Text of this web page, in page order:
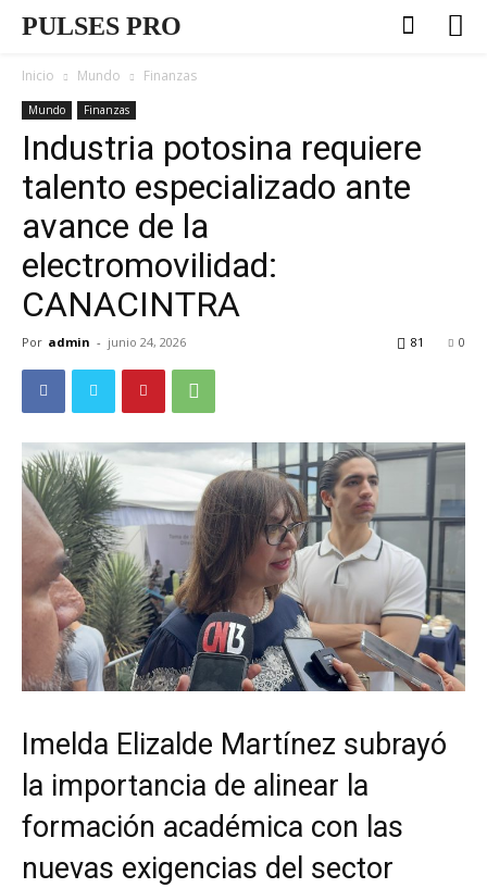
PULSES PRO
Inicio Mundo Finanzas
Mundo Finanzas
Industria potosina requiere
talento especializado ante
avance de la
electromovilidad:
CANACINTRA
Por admin - junio 24, 2026 0
81
Imelda Elizalde Martínez subrayó
la importancia de alinear la
formación académica con las
nuevas exigencias del sector